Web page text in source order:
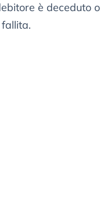
è deceduto o